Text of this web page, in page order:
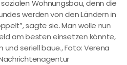
Wohnungsbau, denn die
werden von den Ländern in
sagte sie. Man wolle nun
am besten einsetzen könnte,
seriell baue., Foto: Verena